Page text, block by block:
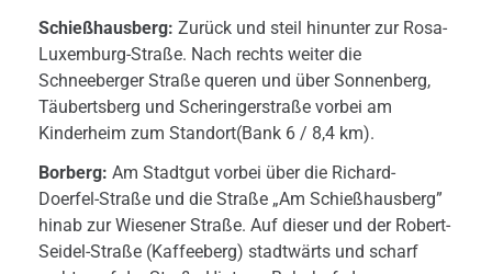
Schießhausberg: Zurück und steil hinunter zur Rosa-
Luxemburg-Straße. Nach rechts weiter die
Schneeberger Straße queren und über Sonnenberg,
Täubertsberg und Scheringerstraße vorbei am
Kinderheim zum Standort(Bank 6 / 8,4 km).
Borberg: Am Stadtgut vorbei über die Richard-
Doerfel-Straße und die Straße „Am Schießhausberg”
hinab zur Wiesener Straße. Auf dieser und der Robert-
Seidel-Straße (Kaffeeberg) stadtwärts und scharf